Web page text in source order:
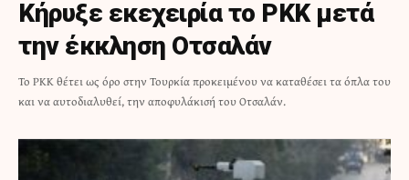
Κήρυξε εκεχειρία το ΡΚΚ μετά
την έκκληση Οτσαλάν
Το PKK θέτει ως όρο στην Τουρκία προκειμένου να καταθέσει τα όπλα του
και να αυτοδιαλυθεί, την αποφυλάκισή του Οτσαλάν.